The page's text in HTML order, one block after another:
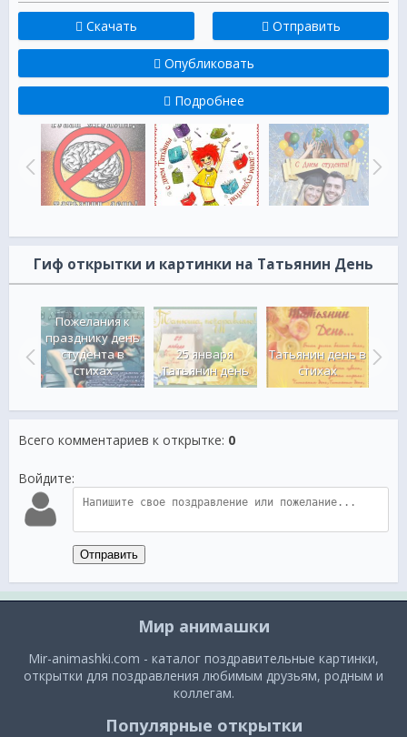
Скачать Отправить
Опубликовать
Подробнее
Гиф открытки и картинки на Татьянин День
Пожелания к
празднику день
студента в
стихах
25 января
Татьянин день
Татьянин день в
стихах
Всего комментариев к открытке: 0
Войдите:
Отправить
Мир анимашки
Mir-animashki.com - каталог поздравительные картинки,
открытки для поздравления любимым друзьям, родным и
коллегам.
Популярные открытки